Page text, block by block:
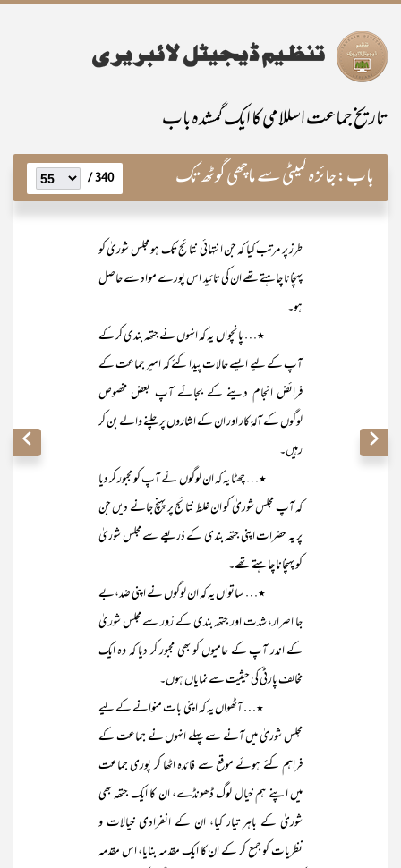
تاریخ جماعت اسللامی کا ایک گمشدہ باب
باب:جائزہ کمیٹی سے ماچھی گوٹھ تک 340 /
طرز پر مرتب کیا کہ جن انتہائی نتائج تک ہو مجلس شوریٰ کو
پہنچانا چاہتے تھے ان کی تائید اس پورے مواد سے حاصل
ہو۔
٭… پانچواں یہ کہ انہوں نے جتھہ بندی کر کے
آپ کے لیے ایسے حالات پیدا کئے کہ امیر جماعت کے
فرائض انجام دینے کے بجائے آپ بعض مخصوص
لوگوں کے آلۂ کار اور ان کے اشاروں پر چلنے والے بن کر
رہیں۔
٭… چھٹا یہ کہ ان لوگوں نے آپ کو مجبور کر دیا
کہ آپ مجلس شوریٰ کو ان غلط نتائج پر پہنچ جانے دیں جن
پر یہ حضرات اپنی جتھہ بندی کے ذریعے سے مجلس شوریٰ
کو پہنچانا چاہتے تھے۔
٭… ساتواں یہ کہ ان لوگوں نے اپنی ضد،بے
جا اصرار، شدت اور جتھہ بندی کے زور سے مجلس شوریٰ
کے اندر آپ کے حامیوں کو بھی مجبور کر دیا کہ وہ ایک
مخالف پارٹی کی حیثیت سے نمایاں ہوں۔
٭… آٹھواں یہ کہ اپنی بات منوانے کے لیے
مجلس شوریٰ میں آنے سے پہلے انہوں نے جماعت کے
فراہم کئے ہوئے موقع سے فائدہ اٹھا کر پوری جماعت
میں اپنے ہم خیال لوگ ڈھونڈے، ان کا ایک جتھہ بھی
شوریٰ کے باہر تیار کیا، ان کے انفرادی خیالات و
نظریات کو جمع کر کے ان کا ایک مقدمہ بنایا، اس مقدمہ